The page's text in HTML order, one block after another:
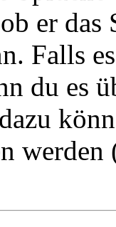
er das
Falls
du es